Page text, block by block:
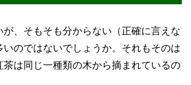
が、そもそも分からない（正確に言えな
いのではないでしょうか。それもそのは
茶は同じ一種類の木から摘まれているの